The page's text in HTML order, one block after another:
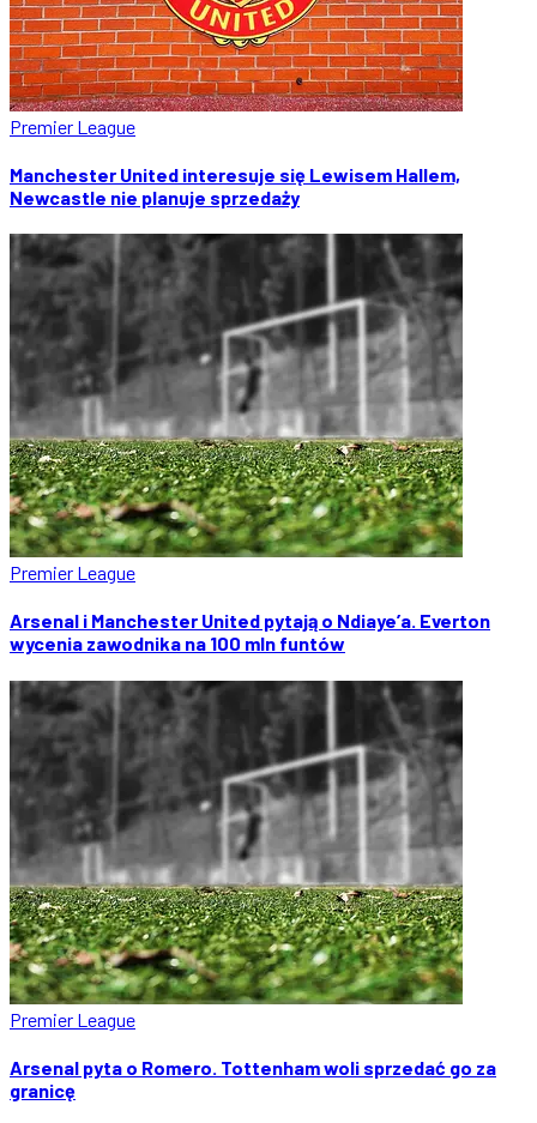
Premier League
Manchester United interesuje się Lewisem Hallem,
Newcastle nie planuje sprzedaży
Premier League
Arsenal i Manchester United pytają o Ndiaye’a. Everton
wycenia zawodnika na 100 mln funtów
Premier League
Arsenal pyta o Romero. Tottenham woli sprzedać go za
granicę